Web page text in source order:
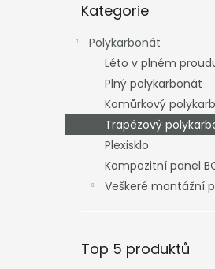
a
kategorie
Kategorie
Polykarbonát
Léto v plném
Plný polykarbonát
Komůrkový
Trapézový
Plexisklo
Kompozitní panel
Veškeré montážní
Top 5 produktů